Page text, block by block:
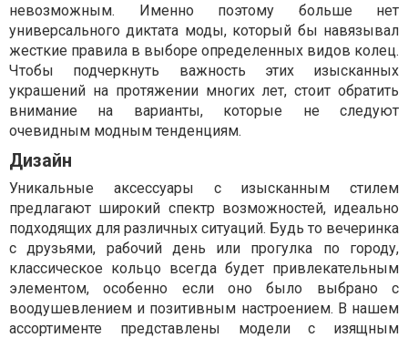
невозможным. Именно поэтому больше нет
универсального диктата моды, который бы навязывал
жесткие правила в выборе определенных видов колец.
Чтобы подчеркнуть важность этих изысканных
украшений на протяжении многих лет, стоит обратить
внимание на варианты, которые не следуют
очевидным модным тенденциям.
Дизайн
Уникальные аксессуары с изысканным стилем
предлагают широкий спектр возможностей, идеально
подходящих для различных ситуаций. Будь то вечеринка
с друзьями, рабочий день или прогулка по городу,
классическое кольцо всегда будет привлекательным
элементом, особенно если оно было выбрано с
воодушевлением и позитивным настроением. В нашем
ассортименте представлены модели с изящным